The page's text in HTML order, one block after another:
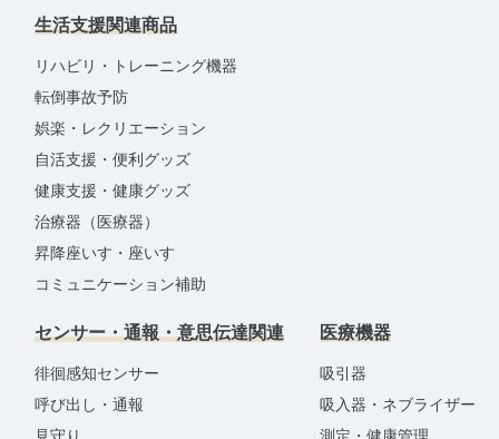
生活支援関連商品
リハビリ・トレーニング機器
転倒事故予防
娯楽・レクリエーション
自活支援・便利グッズ
健康支援・健康グッズ
治療器（医療器）
昇降座いす・座いす
コミュニケーション補助
センサー・通報・意思伝達関連
徘徊感知センサー
呼び出し・通報
医療機器
吸引器
吸入器・ネブライザー